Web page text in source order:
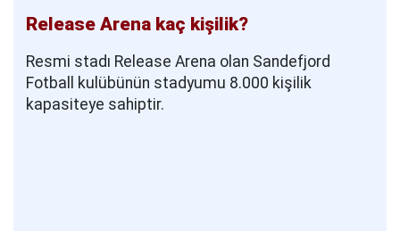
Release Arena kaç kişilik?
Resmi stadı Release Arena olan Sandefjord
Fotball kulübünün stadyumu 8.000 kişilik
kapasiteye sahiptir.